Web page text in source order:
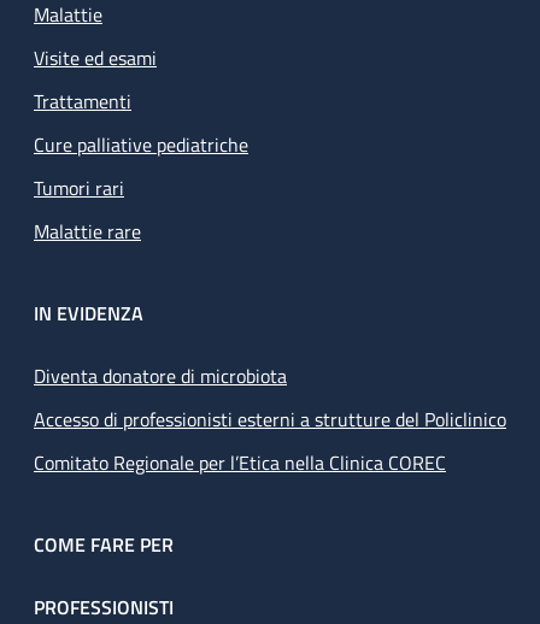
Malattie
Visite ed esami
Trattamenti
Cure palliative pediatriche
Tumori rari
Malattie rare
IN EVIDENZA
Diventa donatore di microbiota
Accesso di professionisti esterni a strutture del Policlinico
Comitato Regionale per l’Etica nella Clinica COREC
COME FARE PER
PROFESSIONISTI